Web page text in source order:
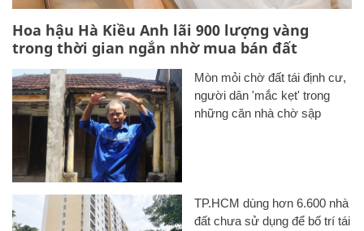
Hoa hậu Hà Kiều Anh lãi 900 lượng vàng
trong thời gian ngắn nhờ mua bán đất
Mòn mỏi chờ đất tái định cư,
người dân 'mắc kẹt' trong
những căn nhà chờ sập
TP.HCM dùng hơn 6.600 nhà
đất chưa sử dụng để bố trí tái